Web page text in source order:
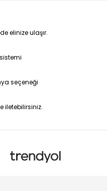
elinize ulaşır.
seçeneği
iletebilirsiniz.